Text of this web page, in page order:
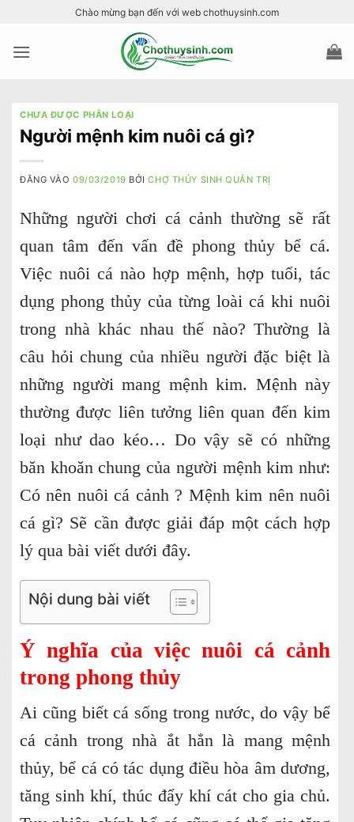
nội
Chào mừng bạn đến với web chothuysinh.com
CHƯA ĐƯỢC PHÂN LOẠI
Người mệnh kim nuôi cá gì?
ĐĂNG VÀO09/03/2019 BỞICHỢ THỦY SINH QUẢN TRỊ
Những người chơi cá cảnh thường sẽ rất
quan tâm đến vấn đề phong thủy bể cá.
Việc nuôi cá nào hợp mệnh, hợp tuổi, tác
dụng phong thủy của từng loài cá khi nuôi
trong nhà khác nhau thế nào? Thường là
câu hỏi chung của nhiều người đặc biệt là
những người mang mệnh kim. Mệnh này
thường được liên tưởng liên quan đến kim
loại như dao kéo… Do vậy sẽ có những
băn khoăn chung của người mệnh kim như:
Có nên nuôi cá cảnh ? Mệnh kim nên nuôi
cá gì? Sẽ cần được giải đáp một cách hợp
lý qua bài viết dưới đây.
Nội dung bài viết
Ý nghĩa của việc nuôi cá cảnh
trong phong thủy
Ai cũng biết cá sống trong nước, do vậy bể
cá cảnh trong nhà ắt hẳn là mang mệnh
thủy, bể cá có tác dụng điều hòa âm dương,
tăng sinh khí, thúc đẩy khí cát cho gia chủ.